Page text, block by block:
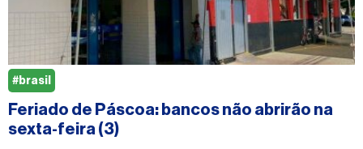
Feriado de Páscoa: bancos não abrirão na
sexta-feira (3)
#brasil